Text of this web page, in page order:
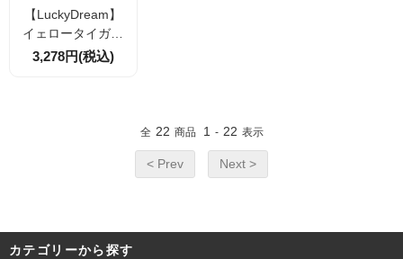
【LuckyDream】
イェロータイガー
アイ ピアス・イヤ
3,278円(税込)
全 22 商品 1 - 22 表示
< Prev Next >
カテゴリーから探す